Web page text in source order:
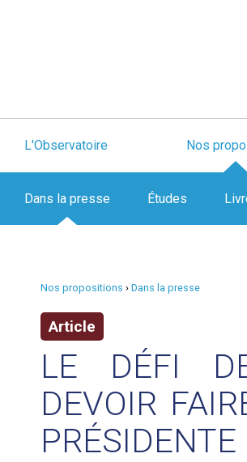
L'Observatoire Nos
Dans la presse Études
Nos propositions › Dans la presse
Article
LE DÉFI
DEVOIR